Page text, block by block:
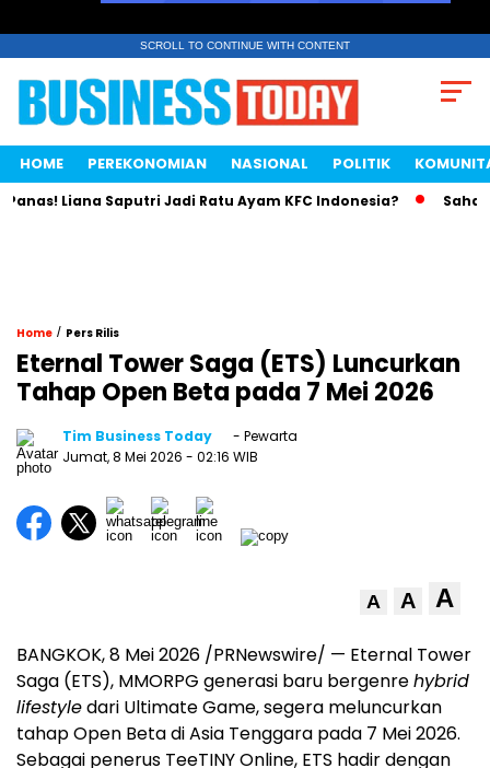
SCROLL TO CONTINUE WITH CONTENT
HOME PEREKONOMIAN NASIONAL POLITIK
Liana Saputri Jadi Ratu Ayam KFC Indonesia? Saham
Home / Pers Rilis
Eternal Tower Saga (ETS) Luncurkan
Tahap Open Beta pada 7 Mei 2026
Tim Business Today
- Pewarta
Jumat, 8 Mei 2026 - 02:16 WIB
A A A
BANGKOK,8 Mei 2026 /PRNewswire/ — Eternal Tower
Saga (ETS), MMORPG generasi baru bergenrehybrid
lifestyledari Ultimate Game, segera meluncurkan
tahap Open Beta di Asia Tenggara pada 7 Mei 2026.
Sebagai penerus TeeTINY Online, ETS hadir dengan